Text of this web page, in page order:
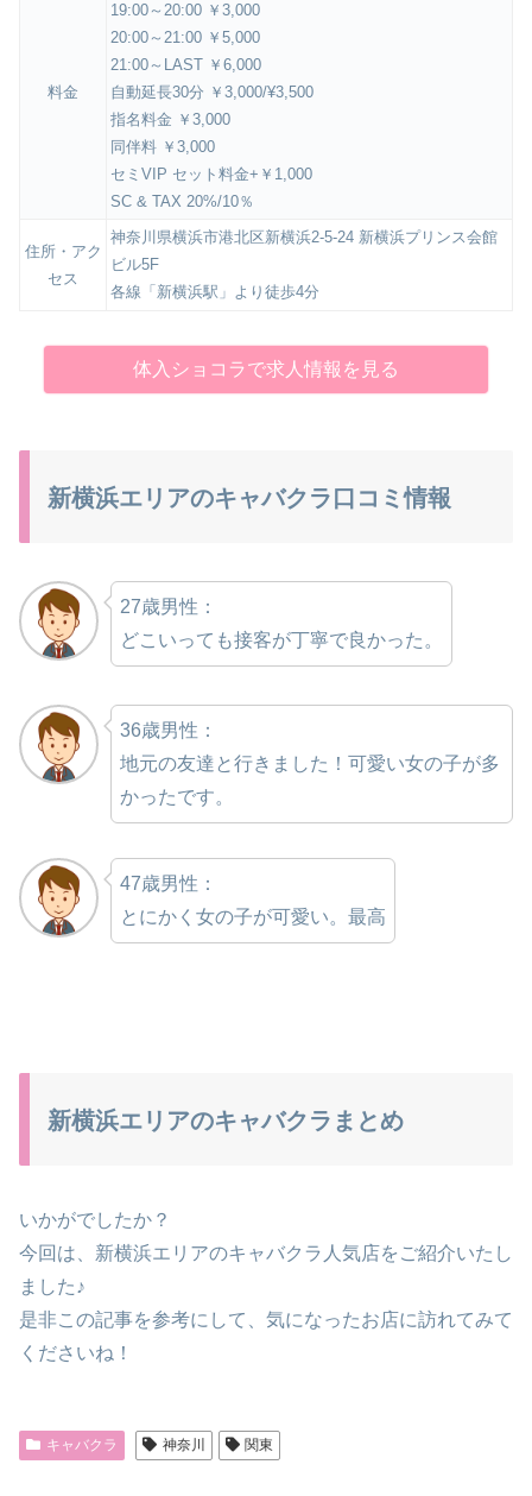
料金
19:00～20:00 ￥3,000
20:00～21:00 ￥5,000
21:00～LAST ￥6,000
自動延長30分 ￥3,000/¥3,500
指名料金 ￥3,000
同伴料 ￥3,000
セミVIP セット料金+￥1,000
SC & TAX 20%/10％
住所・アク
セス
神奈川県横浜市港北区新横浜2-5-24 新横浜プリンス会館
ビル5F
各線「新横浜駅」より徒歩4分
体入ショコラで求人情報を見る
新横浜エリアのキャバクラ口コミ情報
27歳男性：
どこいっても接客が丁寧で良かった。
36歳男性：
地元の友達と行きました！可愛い女の子が多
かったです。
47歳男性：
とにかく女の子が可愛い。最高
新横浜エリアのキャバクラまとめ
いかがでしたか？
今回は、新横浜エリアのキャバクラ人気店をご紹介いたし
ました♪
是非この記事を参考にして、気になったお店に訪れてみて
くださいね！
キャバクラ 神奈川 関東